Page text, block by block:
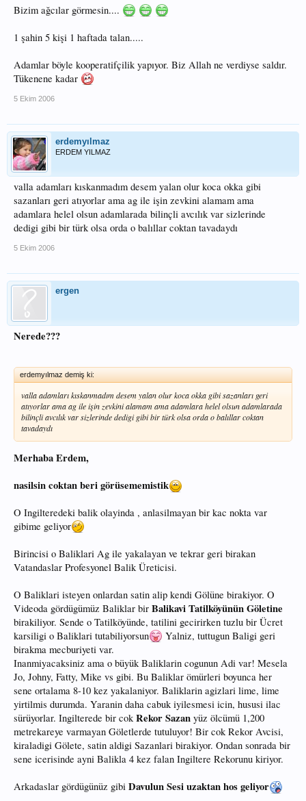
Bizim ağcılar görmesin....
1 şahin 5 kişi 1 haftada talan.....
Adamlar böyle kooperatifçilik yapıyor. Biz Allah ne verdiyse saldır.
Tükenene kadar
5 Ekim 2006
erdemyılmaz
ERDEM YILMAZ
valla adamları kıskanmadım desem yalan olur koca okka gibi
sazanları geri atıyorlar ama ag ile işin zevkini alamam ama
adamlara helel olsun adamlarada bilinçli avcılık var sizlerinde
dedigi gibi bir türk olsa orda o balıllar coktan tavadaydı
5 Ekim 2006
ergen
Nerede???
erdemyılmaz demiş ki:
valla adamları kıskanmadım desem yalan olur koca okka gibi sazanları geri
atıyorlar ama ag ile işin zevkini alamam ama adamlara helel olsun adamlarada
bilinçli avcılık var sizlerinde dedigi gibi bir türk olsa orda o balıllar coktan
tavadaydı
Merhaba Erdem,
nasilsin coktan beri görüsememistik
O Ingilteredeki balik olayinda , anlasilmayan bir kac nokta var
gibime geliyor
Birincisi o Baliklari Ag ile yakalayan ve tekrar geri birakan
Vatandaslar Profesyonel Balik Üreticisi.
O Baliklari isteyen onlardan satin alip kendi Gölüne birakiyor. O
Videoda gördügümüz Baliklar bir Balikavi Tatilköyünün Göletine
birakiliyor. Sende o Tatilköyünde, tatilini gecirirken tuzlu bir Ücret
karsiligi o Baliklari tutabiliyorsun
Yalniz, tuttugun Baligi geri
birakma mecburiyeti var.
Inanmiyacaksiniz ama o büyük Baliklarin cogunun Adi var! Mesela
Jo, Johny, Fatty, Mike vs gibi. Bu Baliklar ömürleri boyunca her
sene ortalama 8-10 kez yakalaniyor. Baliklarin agizlari lime, lime
yirtilmis durumda. Yaranin daha cabuk iyilesmesi icin, hususi ilac
sürüyorlar. Ingilterede bir cokRekor Sazan yüz ölcümü 1,200
metrekareye varmayan Göletlerde tutuluyor! Bir cok Rekor Avcisi,
kiraladigi Gölete, satin aldigi Sazanlari birakiyor. Ondan sonrada bir
sene icerisinde ayni Balikla 4 kez falan Ingiltere Rekorunu kiriyor.
Arkadaslar gördügünüz gibi Davulun Sesi uzaktan hos geliyor